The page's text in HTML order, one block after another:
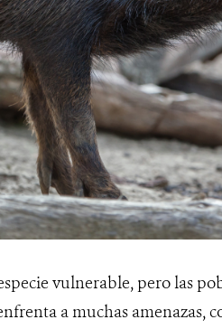
vulnerable, pero las
a muchas amenazas,